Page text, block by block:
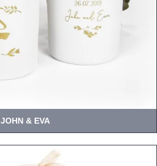
JOHN & EVA